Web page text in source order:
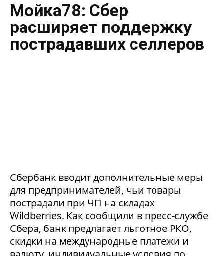
Мойка78: Сбер
расширяет поддержку
пострадавших селлеров
Сбербанк вводит дополнительные меры
для предпринимателей, чьи товары
пострадали при ЧП на складах
Wildberries. Как сообщили в пресс-службе
Сбера, банк предлагает льготное РКО,
скидки на международные платежи и